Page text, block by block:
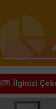
İlginizi